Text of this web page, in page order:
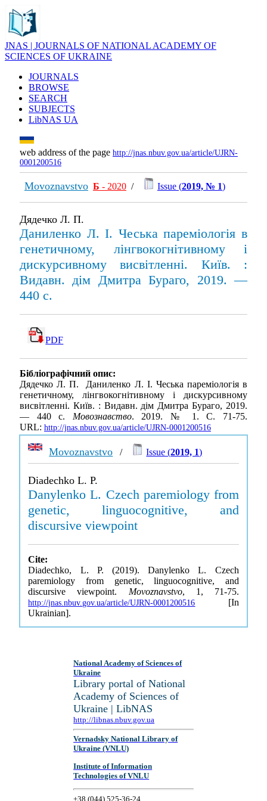
JNAS | JOURNALS OF NATIONAL ACADEMY OF
SCIENCES OF UKRAINE
JOURNALS
BROWSE
SEARCH
SUBJECTS
LibNAS UA
web address of the page http://jnas.nbuv.gov.ua/article/UJRN-
0001200516
Movoznavstvo Б - 2020 / Issue (2019, № 1)
Дядечко Л. П.
Даниленко Л. І. Чеська пареміологія в
генетичному, лінгвокогнітивному і
дискурсивному висвітленні. Київ. :
Видавн. дім Дмитра Бураго, 2019. —
440 с.
PDF
Бібліографічний опис:
Дядечко Л. П. Даниленко Л. І. Чеська пареміологія в
генетичному, лінгвокогнітивному і дискурсивному
висвітленні. Київ. : Видавн. дім Дмитра Бураго, 2019.
— 440 с. Мовознавство. 2019. № 1. С. 71-75.
URL: http://jnas.nbuv.gov.ua/article/UJRN-0001200516
Movoznavstvo / Issue (2019, 1)
Diadechko L. P.
Danylenko L. Czech paremiology from
genetic, linguocognitive, and
discursive viewpoint
Cite:
Diadechko, L. P. (2019). Danylenko L. Czech
paremiology from genetic, linguocognitive, and
discursive viewpoint. Movoznavstvo, 1, 71-75.
http://jnas.nbuv.gov.ua/article/UJRN-0001200516 [In
Ukrainian].
National Academy of Sciences of
Ukraine
Library portal of National
Academy of Sciences of
Ukraine | LibNAS
http://libnas.nbuv.gov.ua
Vernadsky National Library of
Ukraine (VNLU)
Institute of Information
Technologies of VNLU
+38 (044) 525-36-24